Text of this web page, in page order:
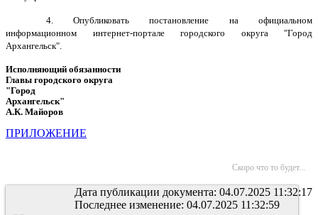
4. Опубликовать постановление на официальном
информационном интернет-портале городского округа "Город
Архангельск".
Исполняющий обязанности
Главы городского округа
"Город
Архангельск"
А.К. Майоров
ПРИЛОЖЕНИЕ
Скоро что то будет...
Дата публикации документа: 04.07.2025 11:32:17
Последнее изменение: 04.07.2025 11:32:59